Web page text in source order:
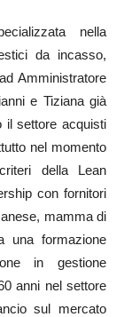
nella
da incasso,
Amministratore
e Tiziana già
il settore acquisti
nel momento
della Lean
con fornitori
mamma di
una formazione
in gestione
anni nel settore
sul mercato